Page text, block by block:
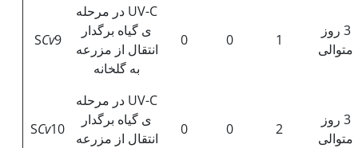
SCv9
UV-C در مرحله
ی گیاه برگدار
انتقال از مزرعه
به گلخانه
0 0 1
3 روز
متوالی
SCv10
UV-C در مرحله
ی گیاه برگدار
انتقال از مزرعه
0 0 2
3 روز
متوالی